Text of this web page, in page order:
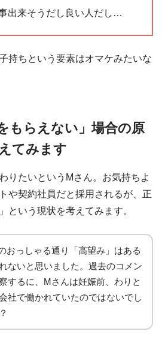
出来そうだし良い人だし…
持ちという要素はオマケみたいな
もらえない」場合の原
てみます
りたいというMさん。お気持ちよ
や契約社員だと採用されるが、正
という現状を考えてみます。
おっしゃる通り「高望み」はある
ないと思いました。過去のコメン
するに、Mさんは妊娠前、わりと
社で働かれていたのではないでし